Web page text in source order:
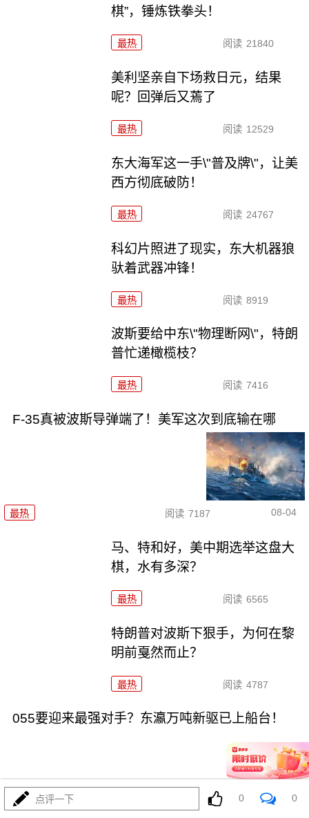
棋”，锤炼铁拳头！
最热 阅读 21840
美利坚亲自下场救日元，结果
呢？回弹后又蔫了
最热 阅读 12529
东大海军这一手\"普及牌\"，让美
西方彻底破防！
最热 阅读 24767
科幻片照进了现实，东大机器狼
驮着武器冲锋！
最热 阅读 8919
波斯要给中东\"物理断网\"，特朗
普忙递橄榄枝？
最热 阅读 7416
F-35真被波斯导弹端了！美军这次到底输在哪
最热 阅读 7187 08-04
马、特和好，美中期选举这盘大
棋，水有多深？
最热 阅读 6565
特朗普对波斯下狠手，为何在黎
明前戛然而止？
最热 阅读 4787
055要迎来最强对手？东瀛万吨新驱已上船台！
最热 阅读 11397
点评一下 0 0